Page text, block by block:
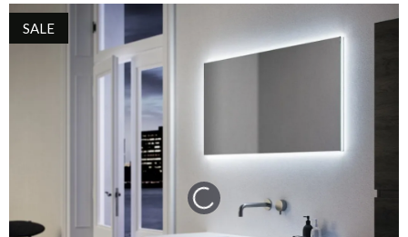
SALE